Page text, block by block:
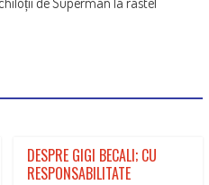
DESPRE GIGI BECALI; CU
RESPONSABILITATE